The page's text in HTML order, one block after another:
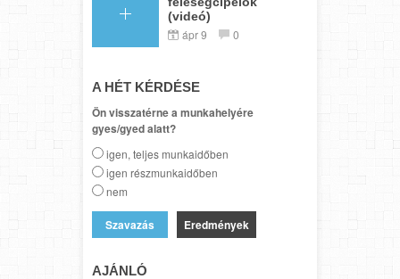
(videó)
ápr 9 0
A HÉT KÉRDÉSE
Ön visszatérne a munkahelyére
gyes/gyed alatt?
igen, teljes munkaidőben
igen részmunkaidőben
nem
Eredmények
AJÁNLÓ